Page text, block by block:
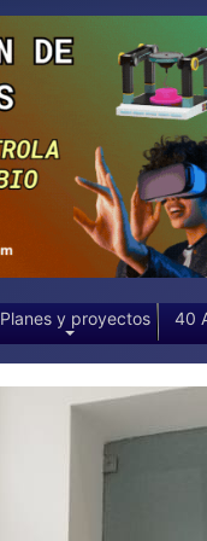
Planes y proyectos 40